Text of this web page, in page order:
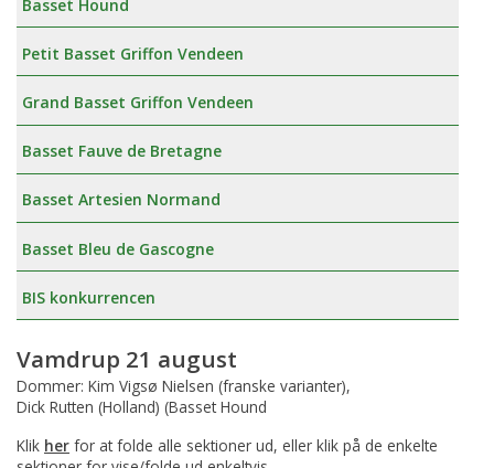
Basset Hound
Petit Basset Griffon Vendeen
Grand Basset Griffon Vendeen
Basset Fauve de Bretagne
Basset Artesien Normand
Basset Bleu de Gascogne
BIS konkurrencen
Vamdrup 21 august
Dommer: Kim Vigsø Nielsen (franske varianter),
Dick Rutten (Holland) (Basset Hound
Klik her for at folde alle sektioner ud, eller klik på de enkelte